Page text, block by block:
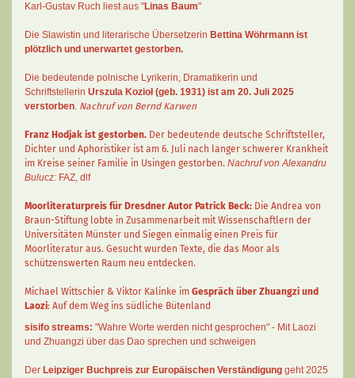
Karl-Gustav Ruch liest aus "Linas Baum"
Die Slawistin und literarische Übersetzerin Bettina Wöhrmann ist
plötzlich und unerwartet gestorben.
Die bedeutende polnische Lyrikerin, Dramatikerin und
Schriftstellerin Urszula Kozioł (geb. 1931) ist am 20. Juli 2025
verstorben. Nachruf von Bernd Karwen
Franz Hodjak ist gestorben. Der bedeutende deutsche Schriftsteller,
Dichter und Aphoristiker ist am 6. Juli nach langer schwerer Krankheit
im Kreise seiner Familie in Usingen gestorben. Nachruf von Alexandru
Bulucz: FAZ, dlf
Moorliteraturpreis für Dresdner Autor Patrick Beck: Die Andrea von
Braun-Stiftung lobte in Zusammenarbeit mit Wissenschaftlern der
Universitäten Münster und Siegen einmalig einen Preis für
Moorliteratur aus. Gesucht wurden Texte, die das Moor als
schützenswerten Raum neu entdecken.
Michael Wittschier & Viktor Kalinke im Gespräch über Zhuangzi und
Laozi: Auf dem Weg ins südliche Bütenland
sisifo streams: "Wahre Worte werden nicht gesprochen" - Mit Laozi
und Zhuangzi über das Dao sprechen und schweigen
Der Leipziger Buchpreis zur Europäischen Verständigung geht 2025